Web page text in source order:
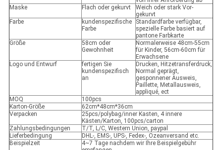
Maske
Flach oder gekurvt
Weich oder stark Vor-
gekurvt
Farbe
kundenspezifische
Farbe
Standardfarbe verfügbar,
spezielle Farbe basiert auf
pantone Farbkarte
Größe
58cm oder
Gewohnheit
Normalerweise 48cm-55cm
für Kinder, 56cm-60cm für
Erwachsene
Logo und Entwurf
fertigen Sie
kundenspezifisch
an
Drucken, Hitzetransferdruck,
Normal geprägt,
gesponnener Ausweis,
Paillette, Metallausweis,
appliqué, ect
MOQ
100pcs
Karton-Größe
62cm*48cm*36cm
Verpacken
25pcs/polybag/inner Kasten, 4 innere
Kästen/Karton, 100pcs/carton
Zahlungsbedingungen
T/T, L/C, Western Union, paypal
Lieferbedingung
DHL-, EMS-, UPS-, Fedex-, Ozeanversand etc.
Beispielzeit
4~7 Tage nachdem wir Ihre Beispielgebühr